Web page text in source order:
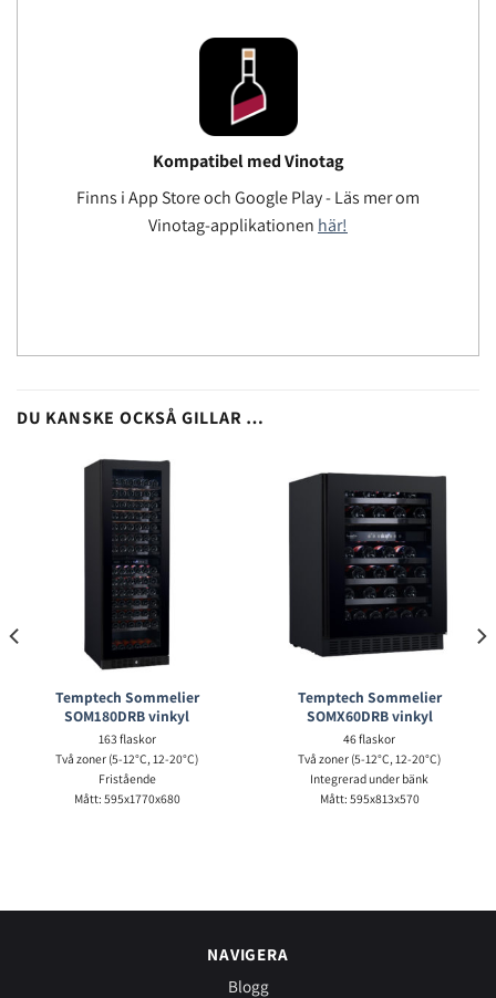
Kompatibel med Vinotag
Finns i App Store och Google Play - Läs mer om
Vinotag-applikationen här!
DU KANSKE OCKSÅ GILLAR …
Temptech Sommelier
SOM180DRB vinkyl
163 flaskor
Två zoner (5-12°C, 12-20°C)
Fristående
Mått: 595x1770x680
Temptech Sommelier
SOMX60DRB vinkyl
46 flaskor
Två zoner (5-12°C, 12-20°C)
Integrerad under bänk
Mått: 595x813x570
NAVIGERA
Blogg